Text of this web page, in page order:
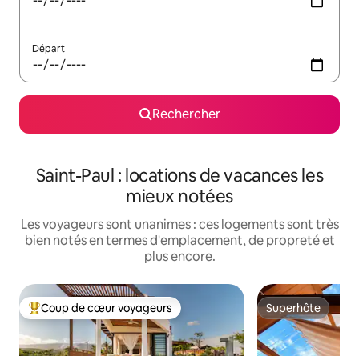
Départ
Rechercher
Saint-Paul : locations de vacances les
mieux notées
Les voyageurs sont unanimes : ces logements sont très
bien notés en termes d'emplacement, de propreté et
plus encore.
Coups de cœur voyageurs les plus appréciés
Coup de cœur voyageurs Superhôte
Superhôte